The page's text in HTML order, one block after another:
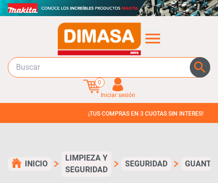
0
Iniciar sesión
¡TUS COMPRAS EN 3 CUOTAS SIN INTERES!
INICIO
LIMPIEZA Y
SEGURIDAD
SEGURIDAD